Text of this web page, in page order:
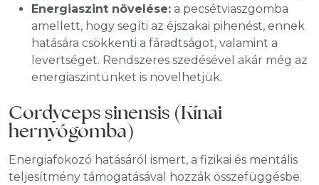
Energiaszint növelése: a pecsétviaszgomba
amellett, hogy segíti az éjszakai pihenést, ennek
hatására csökkenti a fáradtságot, valamint a
levertséget. Rendszeres szedésével akár még az
energiaszintünket is növelhetjük.
Cordyceps sinensis (Kínai
hernyógomba)
Energiafokozó hatásáról ismert, a fizikai és mentális
teljesítmény támogatásával hozzák összefüggésbe.